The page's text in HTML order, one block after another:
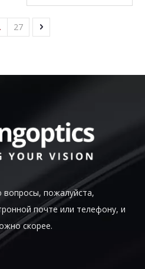
27
вопросы, пожалуйста,
почте или телефону, и
скорее.